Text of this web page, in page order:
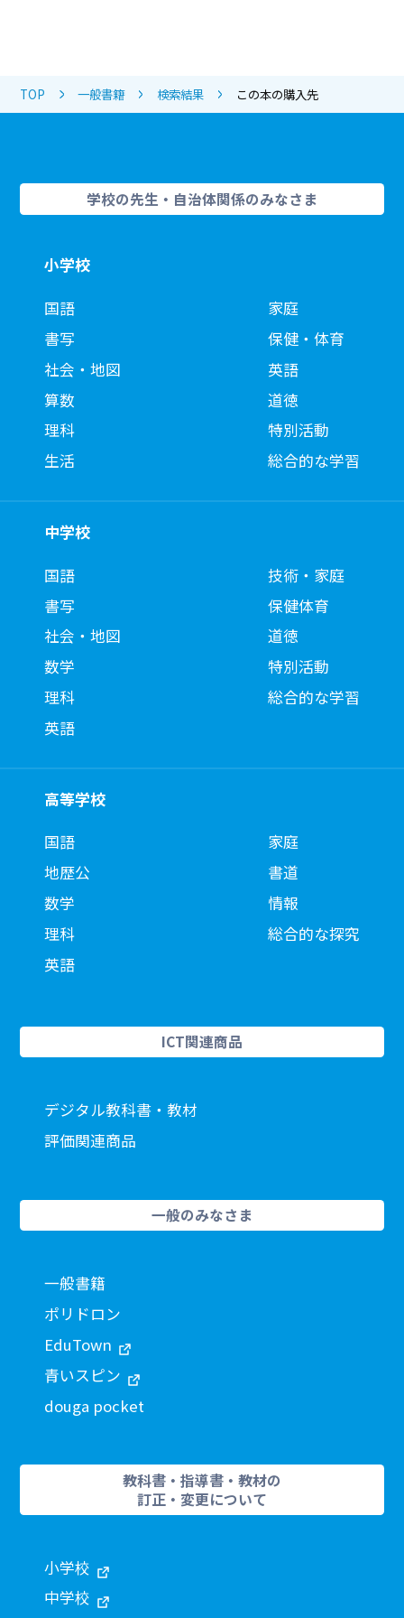
TOP 一般書籍 検索結果 この本の購入先
学校の先生・自治体関係のみなさま
小学校
国語
書写
社会・地図
算数
理科
生活
家庭
保健・体育
英語
道徳
特別活動
総合的な学習
中学校
国語
書写
社会・地図
数学
理科
英語
技術・家庭
保健体育
道徳
特別活動
総合的な学習
高等学校
国語
地歴公
数学
理科
英語
家庭
書道
情報
総合的な探究
ICT関連商品
デジタル教科書・教材
評価関連商品
一般のみなさま
一般書籍
ポリドロン
EduTown
青いスピン
douga pocket
教科書・指導書・教材の
訂正・変更について
小学校
中学校